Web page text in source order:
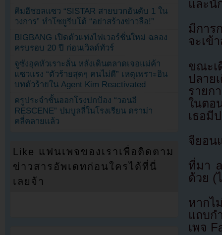
และนั
มีการ
จะเข้
ขณะเ
ปลาย
รายก
ในตอ
เธอมี
จียอน
ที่มา
ด้วย (
หากไ
แถบก
เพจ
คิมฮีชอลแซว “SISTAR สายบวกอันดับ 1 ใน
วงการ” ทำโซยูรีบโต้ “อย่าสร้างข่าวลือ!”
BIGBANG เปิดตัวแท่งไฟเวอร์ชั่นใหม่ ฉลอง
ครบรอบ 20 ปี ก่อนเวิลด์ทัวร์
จูซังอุคหัวเราะลั่น หลังเดินตลาดเจอแม่ค้า
แซวแรง “ตัวร้ายสุดๆ คนไม่ดี” เหตุเพราะอิน
บทตัวร้ายใน Agent Kim Reactivated
ครูประจำชั้นออกโรงปกป้อง “วอนอี
RESCENE” ปมบูลลี่ในโรงเรียน ดราม่า
คลี่คลายแล้ว
Like แฟนเพจของเราเพื่อติดตาม
ข่าวสารอัพเดทก่อนใครได้ที่นี่
เลยจ้า